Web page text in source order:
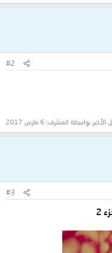
#2
الأخير بواسطة المشرف: 6 مارس 2017
#3
2